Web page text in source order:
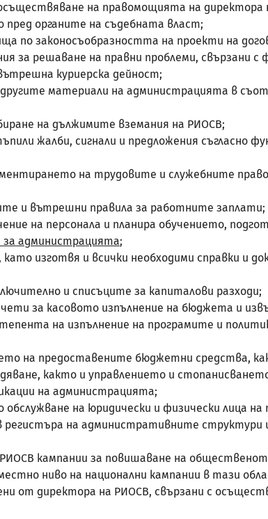
на правомощията на
пред органите на съдебната власт;
по законосъобразността на проекти на
за решаване на правни проблеми, свързани с
куриерска дейност;
материали на администрацията в
на дължимите вземания на РИОСВ;
жалби, сигнали и предложения съгласно
на трудовите и служебните
и вътрешни правила за работните заплати;
на персонала и планира обучението,
за администрацията;
изготвя и всички необходими справки и
и списъците за капиталови разходи;
за касовото изпълнение на бюджета и
на изпълнение на програмите и
на предоставените бюджетни средства,
както и управлението и
на администрацията;
на юридически и физически лица на
регистъра на административните
кампании за повишаване на
ниво на национални кампании в тази
от директора на РИОСВ, свързани с